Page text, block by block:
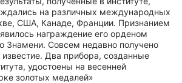
на различных международных
США, Канаде, Франции. Признанием
награждение его орденом
Знамени. Совсем недавно получено
Два прибора, созданные
удостоены на весенней
золотых медалей»